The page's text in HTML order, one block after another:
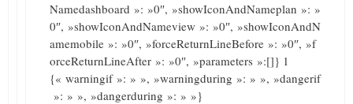
Namedashboard »: »0″, »showIconAndNameplan »: »
0″, »showIconAndNameview »: »0″, »showIconAndN
amemobile »: »0″, »forceReturnLineBefore »: »0″, »f
orceReturnLineAfter »: »0″, »parameters »:[]} 1
{« warningif »: » », »warningduring »: » », »dangerif
»: » », »dangerduring »: » »}